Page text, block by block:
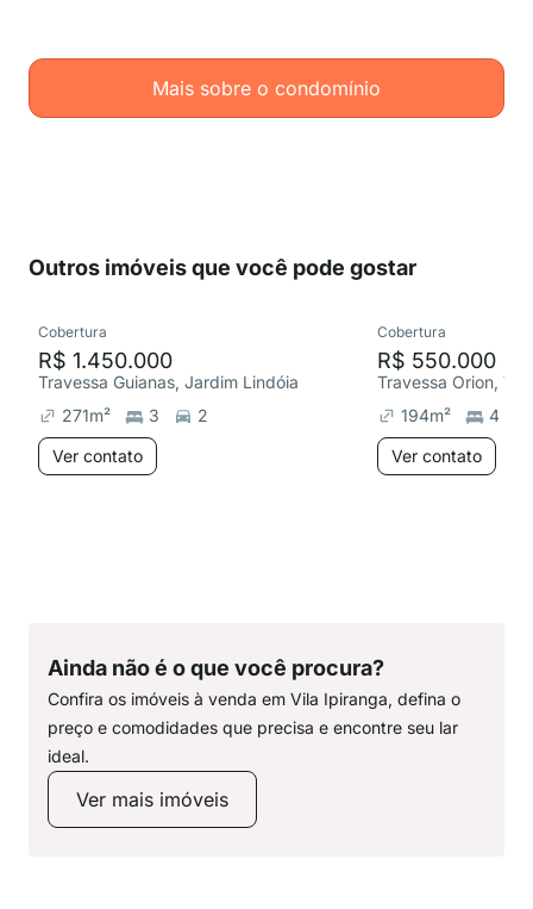
Mais sobre o condomínio
Outros imóveis que você pode gostar
Cobertura
R$ 1.450.000
Travessa Guianas, Jardim Lindóia
271m² 3
2
Ver contato
Cobertura
R$ 550.000
Travessa Orion,
194m²
4
Ver contato
Ainda não é o que você procura?
Confira os imóveis à venda em Vila Ipiranga, defina o
preço e comodidades que precisa e encontre seu lar
ideal.
Ver mais imóveis